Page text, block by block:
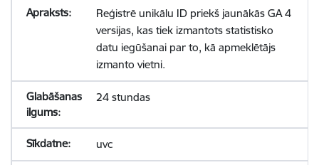
Reģistrē unikālu ID priekš jaunākās GA 4
versijas, kas tiek izmantots statistisko
datu iegūšanai par to, kā apmeklētājs
izmanto vietni.
24 stundas
uvc